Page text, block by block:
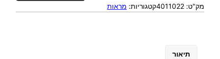
מק"ט: 4011022קטגוריות: מראות
תיאור